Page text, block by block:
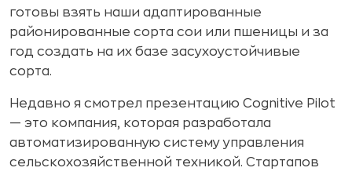
готовы взять наши адаптированные
районированные сорта сои или пшеницы и за
год создать на их базе засухоустойчивые
сорта.
Недавно я смотрел презентацию Cognitive Pilot
— это компания, которая разработала
автоматизированную систему управления
сельскохозяйственной техникой. Стартапов